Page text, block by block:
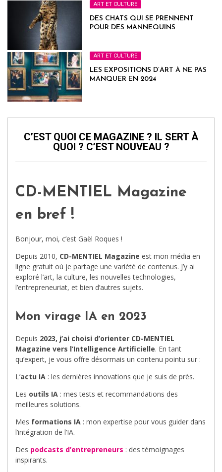
ART ET CULTURE
DES CHATS QUI SE PRENNENT
POUR DES MANNEQUINS
ART ET CULTURE
LES EXPOSITIONS D’ART À NE PAS
MANQUER EN 2024
C’EST QUOI CE MAGAZINE ? IL SERT À
QUOI ? C’EST NOUVEAU ?
CD-MENTIEL Magazine
en bref !
Bonjour, moi, c’est Gaël Roques !
Depuis 2010, CD-MENTIEL Magazine est mon média en
ligne gratuit où je partage une variété de contenus. J’y ai
exploré l’art, la culture, les nouvelles technologies,
l’entrepreneuriat, et bien d’autres sujets.
Mon virage IA en 2023
Depuis 2023, j’ai choisi d’orienter CD-MENTIEL
Magazine vers l’Intelligence Artificielle. En tant
qu’expert, je vous offre désormais un contenu pointu sur :
L’actu IA : les dernières innovations que je suis de près.
Les outils IA : mes tests et recommandations des
meilleures solutions.
Mes formations IA : mon expertise pour vous guider dans
l’intégration de l’IA.
Des podcasts d’entrepreneurs : des témoignages
inspirants.